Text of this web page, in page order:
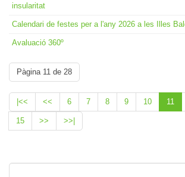
insularitat
Calendari de festes per a l'any 2026 a les Illes
Avaluació 360º
Pàgina 11 de 28
|<< << 6 7 8 9 10 11
15 >> >>|